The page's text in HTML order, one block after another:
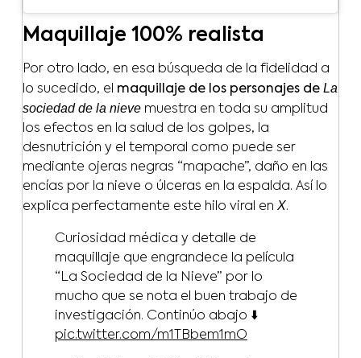
Maquillaje 100% realista
Por otro lado, en esa búsqueda de la fidelidad a
lo sucedido, el maquillaje de los personajes de La
sociedad de la nievemuestra en toda su amplitud
los efectos en la salud de los golpes, la
desnutrición y el temporal como puede ser
mediante ojeras negras “mapache”, daño en las
encías por la nieve o úlceras en la espalda. Así lo
explica perfectamente este hilo viral en X.
Curiosidad médica y detalle de
maquillaje que engrandece la película
“La Sociedad de la Nieve” por lo
mucho que se nota el buen trabajo de
investigación. Continúo abajo ⬇️
pic.twitter.com/m1TBbem1mO